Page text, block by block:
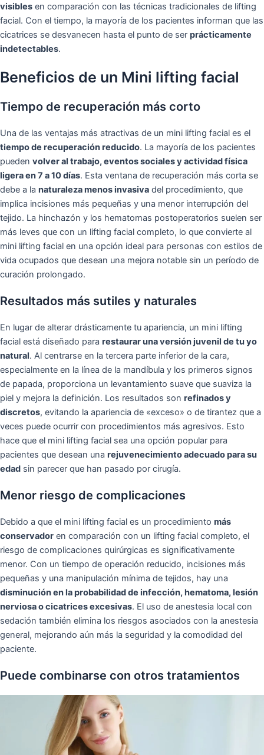
visibles en comparación con las técnicas tradicionales de lifting
facial. Con el tiempo, la mayoría de los pacientes informan que las
cicatrices se desvanecen hasta el punto de ser prácticamente
indetectables.
Beneficios de un Mini lifting facial
Tiempo de recuperación más corto
Una de las ventajas más atractivas de un mini lifting facial es el
tiempo de recuperación reducido. La mayoría de los pacientes
pueden volver al trabajo, eventos sociales y actividad física
ligera en 7 a 10 días. Esta ventana de recuperación más corta se
debe a la naturaleza menos invasiva del procedimiento, que
implica incisiones más pequeñas y una menor interrupción del
tejido. La hinchazón y los hematomas postoperatorios suelen ser
más leves que con un lifting facial completo, lo que convierte al
mini lifting facial en una opción ideal para personas con estilos de
vida ocupados que desean una mejora notable sin un período de
curación prolongado.
Resultados más sutiles y naturales
En lugar de alterar drásticamente tu apariencia, un mini lifting
facial está diseñado para restaurar una versión juvenil de tu yo
natural. Al centrarse en la tercera parte inferior de la cara,
especialmente en la línea de la mandíbula y los primeros signos
de papada, proporciona un levantamiento suave que suaviza la
piel y mejora la definición. Los resultados son refinados y
discretos, evitando la apariencia de «exceso» o de tirantez que a
veces puede ocurrir con procedimientos más agresivos. Esto
hace que el mini lifting facial sea una opción popular para
pacientes que desean una rejuvenecimiento adecuado para su
edad sin parecer que han pasado por cirugía.
Menor riesgo de complicaciones
Debido a que el mini lifting facial es un procedimiento más
conservador en comparación con un lifting facial completo, el
riesgo de complicaciones quirúrgicas es significativamente
menor. Con un tiempo de operación reducido, incisiones más
pequeñas y una manipulación mínima de tejidos, hay una
disminución en la probabilidad de infección, hematoma, lesión
nerviosa o cicatrices excesivas. El uso de anestesia local con
sedación también elimina los riesgos asociados con la anestesia
general, mejorando aún más la seguridad y la comodidad del
paciente.
Puede combinarse con otros tratamientos